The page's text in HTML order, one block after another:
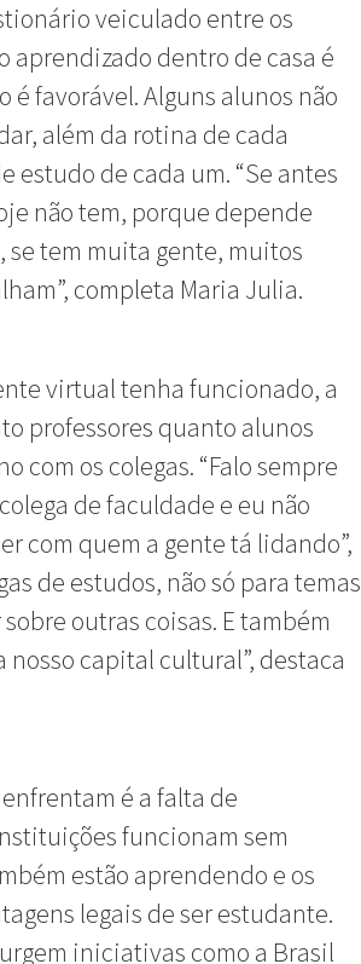
veiculado entre os
aprendizado dentro de casa é
favorável. Alguns alunos não
além da rotina de cada
de cada um. “Se antes
não tem, porque depende
se tem muita gente, muitos
completa Maria Julia.
virtual tenha funcionado, a
professores quanto alunos
com os colegas. “Falo sempre
de faculdade e eu não
com quem a gente tá lidando”,
de estudos, não só para temas
outras coisas. E também
capital cultural”, destaca
é a falta de
funcionam sem
estão aprendendo e os
legais de ser estudante.
iniciativas como a Brasil